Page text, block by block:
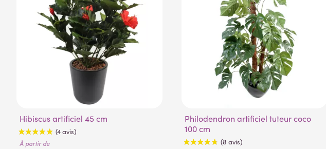
Hibiscus artificiel 45 cm
À partir de
Philodendron artificiel tuteur coco
100 cm